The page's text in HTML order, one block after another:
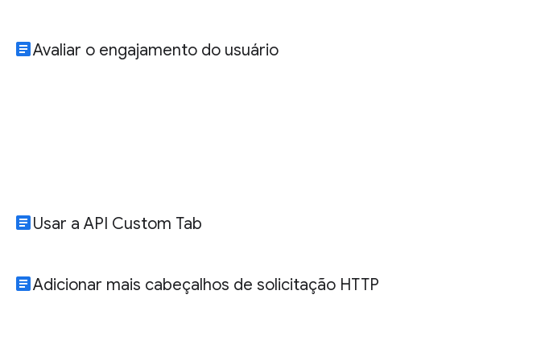
articleAvaliar o engajamento do usuário
articleUsar a API Custom Tab
articleAdicionar mais cabeçalhos de solicitação HTTP